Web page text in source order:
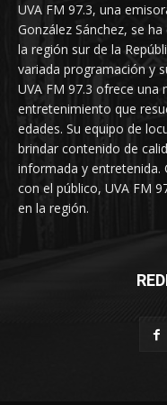
UVA FM 97.3, una
González Sánchez, se
la región sur de la
variada programación y
UVA FM 97.3 ofrece una
entretenimiento que
edades. Su equipo de
brindar contenido de
informada y entretenida.
con el público, UVA FM
en la región.